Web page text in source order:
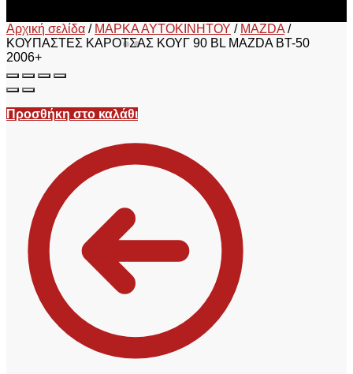
Αρχική σελίδα / ΜΑΡΚΑ ΑΥΤΟΚΙΝΗΤΟΥ / MAZDA /
ΚΟΥΠΑΣΤΕΣ ΚΑΡΟΤΣΑΣ ΚΟΥΓ 90 BL MAZDA BT-50
2006+
Προσθήκη στο καλάθι